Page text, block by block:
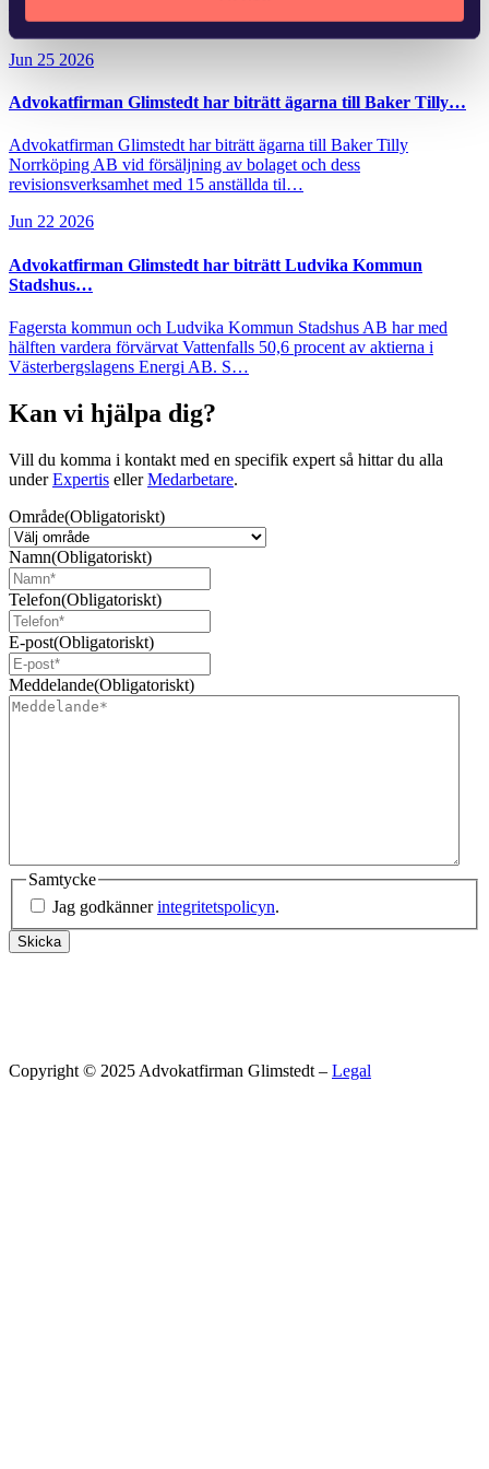
kunnat dra nytta…
Jun 25 2026
Advokatfirman Glimstedt har biträtt ägarna till Baker Tilly…
Advokatfirman Glimstedt har biträtt ägarna till Baker Tilly
Norrköping AB vid försäljning av bolaget och dess
revisionsverksamhet med 15 anställda til…
Jun 22 2026
Advokatfirman Glimstedt har biträtt Ludvika Kommun
Stadshus…
Fagersta kommun och Ludvika Kommun Stadshus AB har med
hälften vardera förvärvat Vattenfalls 50,6 procent av aktierna i
Västerbergslagens Energi AB. S…
Kan vi hjälpa dig?
Vill du komma i kontakt med en specifik expert så hittar du alla
underExpertis ellerMedarbetare.
Område(Obligatoriskt)
Namn(Obligatoriskt)
Telefon(Obligatoriskt)
E-post(Obligatoriskt)
Meddelande(Obligatoriskt)
Samtycke
Jag godkännerintegritetspolicyn.
Skicka
Copyright © 2025 Advokatfirman Glimstedt – Legal